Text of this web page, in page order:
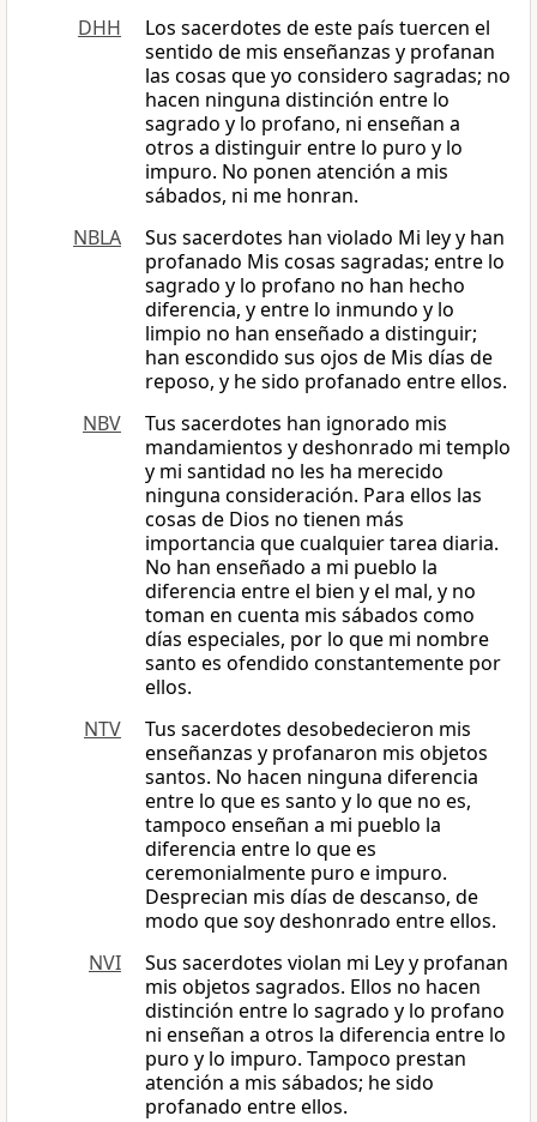
DHH
Los sacerdotes de este país tuercen el
sentido de mis enseñanzas y profanan
las cosas que yo considero sagradas; no
hacen ninguna distinción entre lo
sagrado y lo profano, ni enseñan a
otros a distinguir entre lo puro y lo
impuro. No ponen atención a mis
sábados, ni me honran.
NBLA
Sus sacerdotes han violado Mi ley y han
profanado Mis cosas sagradas; entre lo
sagrado y lo profano no han hecho
diferencia, y entre lo inmundo y lo
limpio no han enseñado a distinguir;
han escondido sus ojos de Mis días de
reposo, y he sido profanado entre ellos.
NBV
Tus sacerdotes han ignorado mis
mandamientos y deshonrado mi templo
y mi santidad no les ha merecido
ninguna consideración. Para ellos las
cosas de Dios no tienen más
importancia que cualquier tarea diaria.
No han enseñado a mi pueblo la
diferencia entre el bien y el mal, y no
toman en cuenta mis sábados como
días especiales, por lo que mi nombre
santo es ofendido constantemente por
ellos.
NTV
Tus sacerdotes desobedecieron mis
enseñanzas y profanaron mis objetos
santos. No hacen ninguna diferencia
entre lo que es santo y lo que no es,
tampoco enseñan a mi pueblo la
diferencia entre lo que es
ceremonialmente puro e impuro.
Desprecian mis días de descanso, de
modo que soy deshonrado entre ellos.
NVI
Sus sacerdotes violan mi Ley y profanan
mis objetos sagrados. Ellos no hacen
distinción entre lo sagrado y lo profano
ni enseñan a otros la diferencia entre lo
puro y lo impuro. Tampoco prestan
atención a mis sábados; he sido
profanado entre ellos.